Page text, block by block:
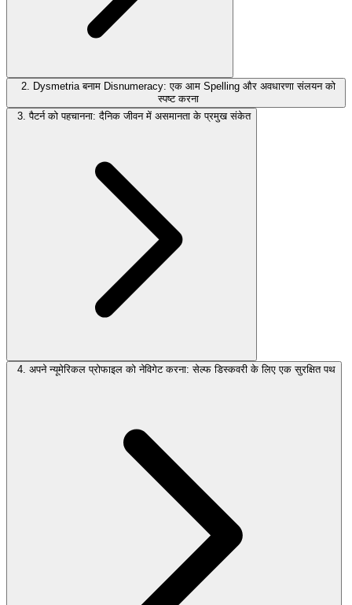
2. Dysmetria बनाम Disnumeracy: एक आम Spelling और अवधारणा संलयन को
स्पष्ट करना
3. पैटर्न को पहचानना: दैनिक जीवन में असमानता के प्रमुख संकेत
4. अपने न्यूमेरिकल प्रोफाइल को नेविगेट करना: सेल्फ डिस्कवरी के लिए एक सुरक्षित पथ